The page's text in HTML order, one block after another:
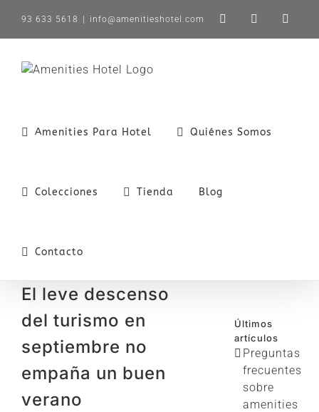
contenido
93 633 5618 info@amenitieshotel.com LinkedIn
X
Amenities Para Hotel Quiénes Somos
Colecciones Tienda Blog
Contacto
El leve descenso
del turismo en
septiembre no
empaña un buen
verano
Últimos
artículos
Preguntas
frecuentes
sobre
amenities